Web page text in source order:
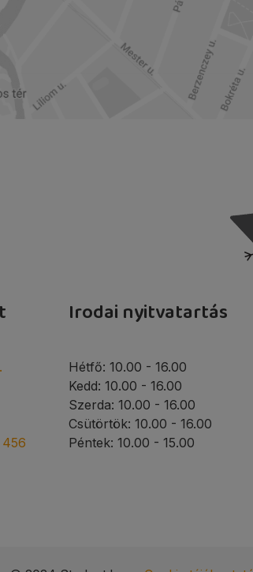
456
Irodai nyitvatartás
Hétfő: 10.00 - 16.00
Kedd: 10.00 - 16.00
Szerda: 10.00 - 16.00
Csütörtök: 10.00 - 16.00
Péntek: 10.00 - 15.00